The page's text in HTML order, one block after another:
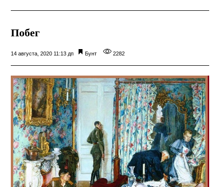
Побег
14 августа, 2020 11:13 дп Бунт 2282